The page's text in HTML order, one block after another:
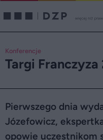
Konferencje
Targi Franczyza
Pierwszego dnia
Józefowicz,
opowie uczestnikom